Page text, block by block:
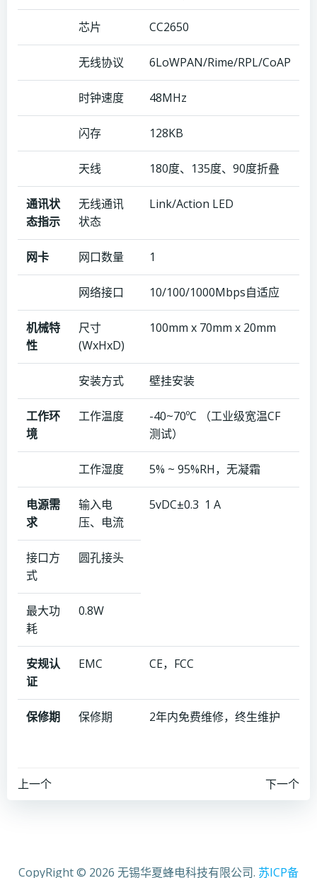
芯片 CC2650
无线协议 6LoWPAN/Rime/RPL/CoAP
时钟速度 48MHz
闪存 128KB
天线 180度、135度、90度折叠
通讯状
态指示
无线通讯
状态
Link/Action LED
网卡 网口数量 1
网络接口 10/100/1000Mbps自适应
机械特
性
尺寸
(WxHxD)
100mm x 70mm x 20mm
安装方式 壁挂安装
工作环
境
工作温度
-40~70ºC （工业级宽温CF
测试）
工作湿度 5% ~ 95%RH，无凝霜
电源需
求
输入电
压、电流
5vDC±0.3 1 A
接口方
式
圆孔接头
最大功
耗
0.8W
安规认
证
EMC CE，FCC
保修期 保修期 2年内免费维修，终生维护
文
导
上一个
文
导
下一个
CopyRight © 2026 无锡华夏蜂电科技有限公司. 苏ICP备